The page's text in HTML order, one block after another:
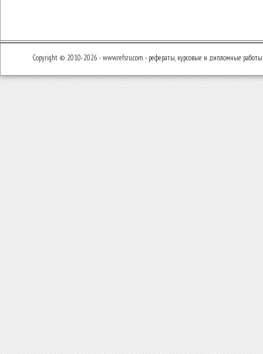
Copyright © 2010-2026 - www.refsru.com - рефераты, курсовые и дипломные работы